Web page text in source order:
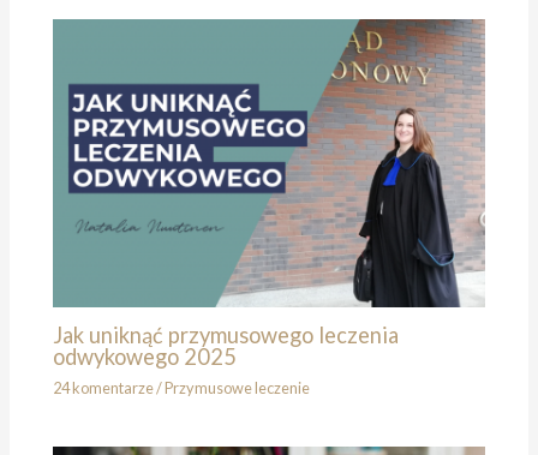
Jak uniknąć przymusowego leczenia
odwykowego 2025
24 komentarze/Przymusowe leczenie